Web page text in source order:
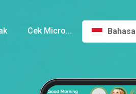
Cek Micro... Bahasa